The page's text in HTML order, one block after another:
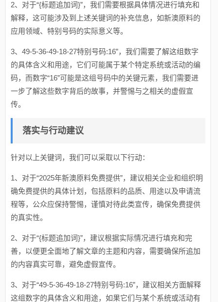
2、对于“{标题追加词}”，我们需要根据具体情况进行填充和
解释，这可能涉及到上述关键词的补充信息，如新澳原料的
应用领域、特别号码的实际意义等。
3、49-5-36-49-18-27特别号码:16”，我们需要了解这组数字
的具体含义和用途，它们可能属于某个特定系统或活动的编
码，而数字“16”可能是这组号码中的关键元素，我们需要进
一步了解这些数字背后的故事，并警惕与之相关的虚假宣
传。
落实与行动建议
针对以上关键词，我们可以采取以下行动：
1、对于“2025年新澳原料免费提供”，建议相关企业和组织明
确免费提供的具体计划，包括原料的品质、用途以及申请流
程等，公众应保持警惕，谨慎对待此类宣传，确保免费提供
的真实性。
2、对于“{标题追加词}”，建议根据实际情况进行填充和完
善，以便更全面地了解文章的主题和内容，需要确保所追加
的内容真实可靠，避免虚假宣传。
3、对于“49-5-36-49-18-27特别号码:16”，建议相关方面解释
这组数字的具体含义和用途，如果它们与某个系统或活动有